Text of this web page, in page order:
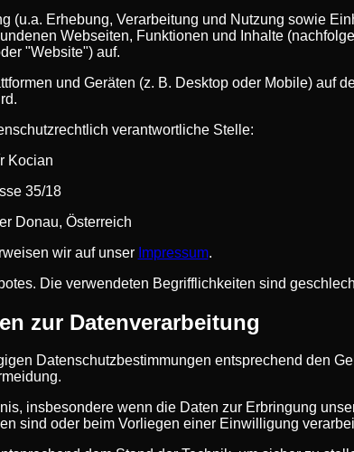
(u.a. Erhebung, Verarbeitung und Nutzung sowie
Webseiten, Funktionen und Inhalte
"Website") auf.
und Geräten (z. B. Desktop oder Mobile) auf
verantwortliche Stelle:
Kocian
35/18
Donau, Österreich
wir auf unser Impressum.
Die verwendeten Begrifflichkeiten sind
zur Datenverarbeitung
Datenschutzbestimmungen entsprechend den
insbesondere wenn die Daten zur Erbringung
sind oder beim Vorliegen einer Einwilligung